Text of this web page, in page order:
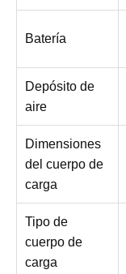
Batería
Depósito de
aire
Dimensiones
del cuerpo de
carga
Tipo de
cuerpo de
carga